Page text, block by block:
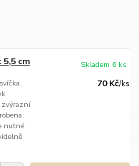
5,5 cm
zvýrazní
nutné
70 Kč/ks
Skladem 6 ks